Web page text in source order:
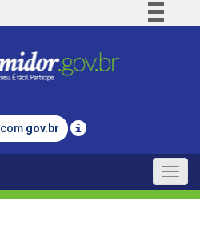
Comunica BR
Legislação
gov.br
Toggle